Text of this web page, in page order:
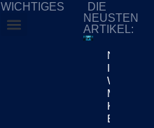
WICHTIGES
DIE
NEUSTEN
ARTIKEL:
Netflix-
Wollen
Mehr Als
KI-
Effizienz